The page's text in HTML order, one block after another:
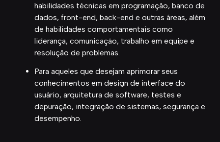
habilidades técnicas em programação, banco de
dados, front-end, back-end e outras áreas, além
de habilidades comportamentais como
liderança, comunicação, trabalho em equipe e
resolução de problemas.
Para aqueles que desejam aprimorar seus
conhecimentos em design de interface do
usuário, arquitetura de software, testes e
depuração, integração de sistemas, segurança e
desempenho.